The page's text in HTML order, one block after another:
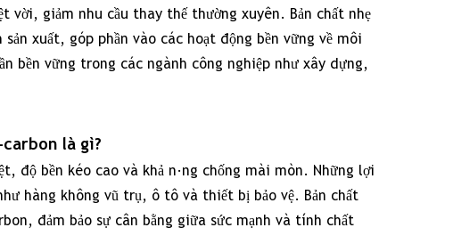
vời, giảm nhu cầu thay thế thường xuyên. Bản chất nhẹ
xuất, góp phần vào các hoạt động bền vững về môi
bền vững trong các ngành công nghiệp như xây dựng,
là gì?
độ bền kéo cao và khả năng chống mài mòn. Những lợi
hàng không vũ trụ, ô tô và thiết bị bảo vệ. Bản chất
đảm bảo sự cân bằng giữa sức mạnh và tính chất